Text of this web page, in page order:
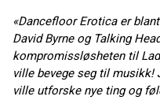
«Dancefloor Erotica er
David Byrne og Talking
kompromissløsheten til
ville bevege seg til
ville utforske nye ting og